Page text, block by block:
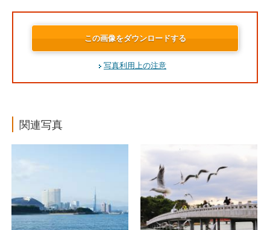
この画像をダウンロードする
写真利用上の注意
関連写真